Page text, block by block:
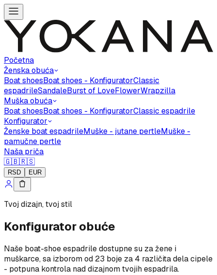
Početna
Ženska obuća
Boat shoesBoat shoes - KonfiguratorClassic
espadrileSandaleBurst of LoveFlowerWrapzilla
Muška obuća
Boat shoesBoat shoes - KonfiguratorClassic espadrile
Konfigurator
Ženske boat espadrileMuške - jutane pertleMuške -
pamučne pertle
Naša priča
🇬🇧🇷🇸
RSD EUR
Tvoj dizajn, tvoj stil
Konfigurator obuće
Naše boat-shoe espadrile dostupne su za žene i
muškarce, sa izborom od 23 boje za 4 različita dela cipele
- potpuna kontrola nad dizajnom tvojih espadrila.